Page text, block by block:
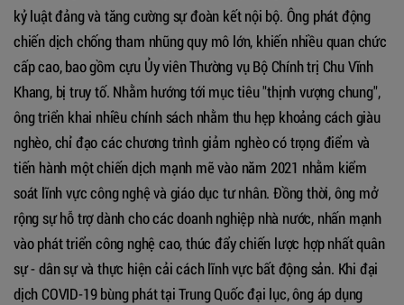
kỷ luật đảng và tăng cường sự đoàn kết nội bộ. Ông phát động
chiến dịch chống tham nhũng quy mô lớn, khiến nhiều quan chức
cấp cao, bao gồm cựu Ủy viên Thường vụ Bộ Chính trị Chu Vĩnh
Khang, bị truy tố. Nhằm hướng tới mục tiêu "thịnh vượng chung",
ông triển khai nhiều chính sách nhằm thu hẹp khoảng cách giàu
nghèo, chỉ đạo các chương trình giảm nghèo có trọng điểm và
tiến hành một chiến dịch mạnh mẽ vào năm 2021 nhằm kiểm
soát lĩnh vực công nghệ và giáo dục tư nhân. Đồng thời, ông mở
rộng sự hỗ trợ dành cho các doanh nghiệp nhà nước, nhấn mạnh
vào phát triển công nghệ cao, thúc đẩy chiến lược hợp nhất quân
sự - dân sự và thực hiện cải cách lĩnh vực bất động sản. Khi đại
dịch COVID-19 bùng phát tại Trung Quốc đại lục, ông áp dụng